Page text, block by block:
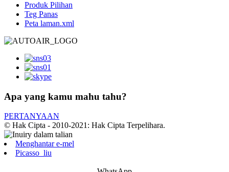
Produk Pilihan
Teg Panas
Peta laman.xml
Apa yang kamu mahu tahu?
PERTANYAAN
© Hak Cipta - 2010-2021: Hak Cipta Terpelihara.
Menghantar e-mel
Picasso_liu